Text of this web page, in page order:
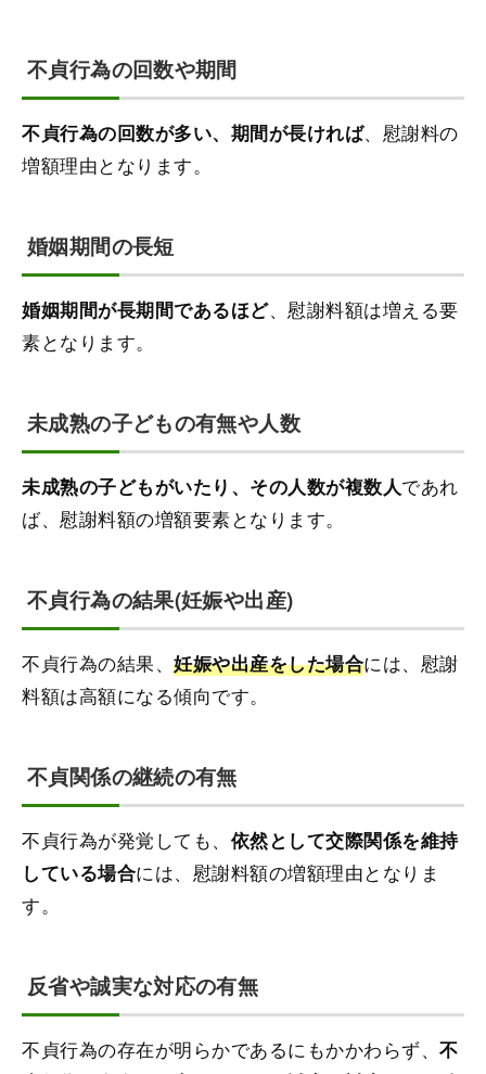
不貞行為の回数や期間
不貞行為の回数が多い、期間が長ければ、慰謝料の
増額理由となります。
婚姻期間の長短
婚姻期間が長期間であるほど、慰謝料額は増える要
素となります。
未成熟の子どもの有無や人数
未成熟の子どもがいたり、その人数が複数人であれ
ば、慰謝料額の増額要素となります。
不貞行為の結果(妊娠や出産)
不貞行為の結果、妊娠や出産をした場合には、慰謝
料額は高額になる傾向です。
不貞関係の継続の有無
不貞行為が発覚しても、 依然として交際関係を維持
している場合には、慰謝料額の増額理由となりま
す。
反省や誠実な対応の有無
不貞行為の存在が明らかであるにもかかわらず、不